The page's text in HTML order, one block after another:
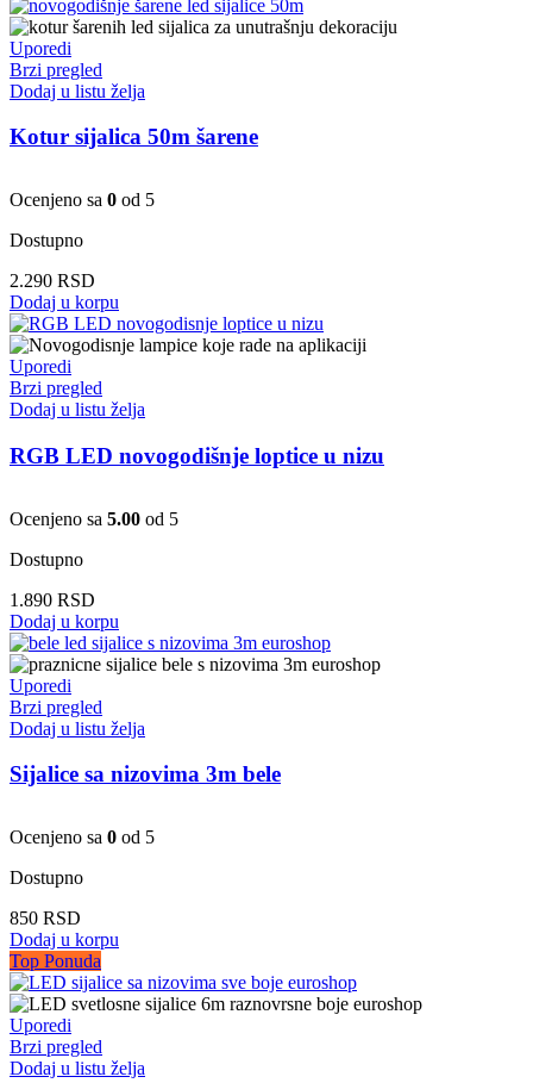
Uporedi
Brzi pregled
Dodaj u listu želja
Kotur sijalica 50m šarene
Ocenjeno sa 0 od 5
Dostupno
2.290 RSD
Dodaj u korpu
Uporedi
Brzi pregled
Dodaj u listu želja
RGB LED novogodišnje loptice u nizu
Ocenjeno sa 5.00 od 5
Dostupno
1.890 RSD
Dodaj u korpu
Uporedi
Brzi pregled
Dodaj u listu želja
Sijalice sa nizovima 3m bele
Ocenjeno sa 0 od 5
Dostupno
850 RSD
Dodaj u korpu
Top Ponuda
Uporedi
Brzi pregled
Dodaj u listu želja